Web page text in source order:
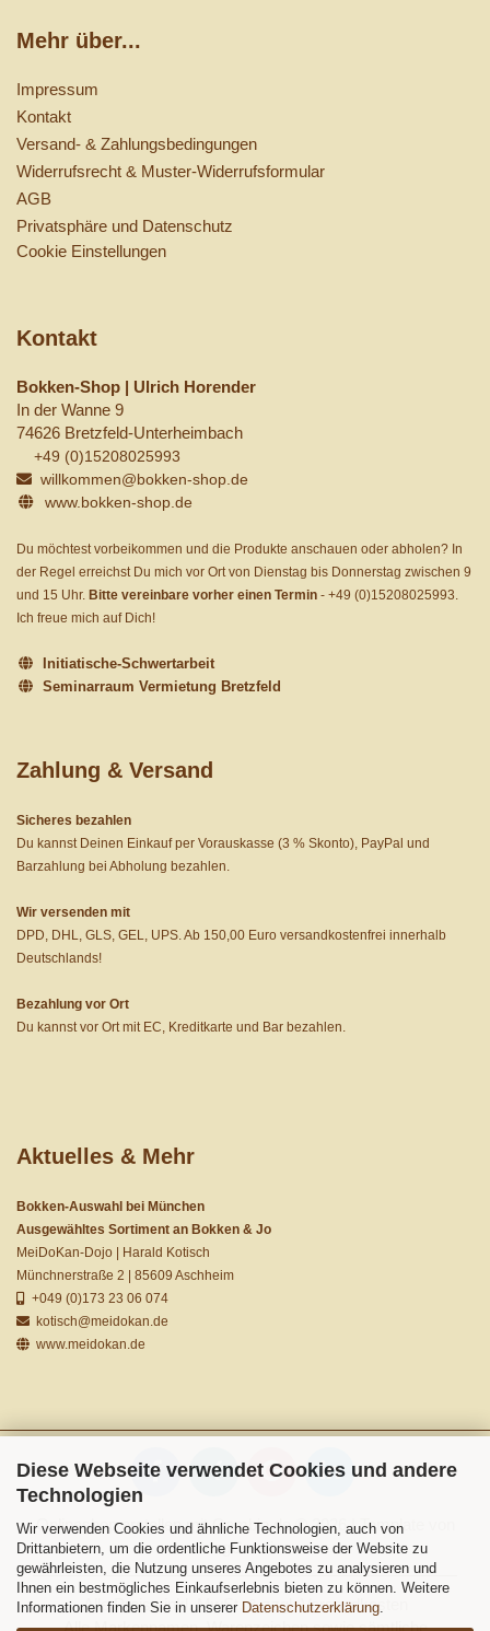
Diese Webseite verwendet Cookies und andere
Technologien
Wir verwenden Cookies und ähnliche Technologien, auch von
Drittanbietern, um die ordentliche Funktionsweise der Website zu
gewährleisten, die Nutzung unseres Angebotes zu analysieren und
Ihnen ein bestmögliches Einkaufserlebnis bieten zu können. Weitere
Informationen finden Sie in unserer Datenschutzerklärung.
Mehr über...
Impressum
Kontakt
Versand- & Zahlungsbedingungen
Widerrufsrecht & Muster-Widerrufsformular
AGB
Privatsphäre und Datenschutz
Cookie Einstellungen
Kontakt
Bokken-Shop | Ulrich Horender
In der Wanne 9
74626 Bretzfeld-Unterheimbach
+49 (0)15208025993
willkommen@bokken-shop.de
www.bokken-shop.de
Du möchtest vorbeikommen und die Produkte anschauen oder abholen? In
der Regel erreichst Du mich vor Ort von Dienstag bis Donnerstag zwischen 9
und 15 Uhr. Bitte vereinbare vorher einen Termin - +49 (0)15208025993.
Ich freue mich auf Dich!
Initiatische-Schwertarbeit
Seminarraum Vermietung Bretzfeld
Zahlung & Versand
Sicheres bezahlen
Du kannst Deinen Einkauf per Vorauskasse (3 % Skonto), PayPal und
Barzahlung bei Abholung bezahlen.
Wir versenden mit
DPD, DHL, GLS, GEL, UPS. Ab 150,00 Euro versandkostenfrei innerhalb
Deutschlands!
Bezahlung vor Ort
Du kannst vor Ort mit EC, Kreditkarte und Bar bezahlen.
Aktuelles & Mehr
Bokken-Auswahl bei München
Ausgewähltes Sortiment an Bokken & Jo
MeiDoKan-Dojo | Harald Kotisch
Münchnerstraße 2 | 85609 Aschheim
+049 (0)173 23 06 074
kotisch@meidokan.de
www.meidokan.de
Onlineshop erstellenmit Gambio.de © 2026 | Template von
JungCreative.
Alle Preise inkl. MwSt. & zzgl. Versandkosten
Alle Markennamen, Warenzeichen sowie sämtliche